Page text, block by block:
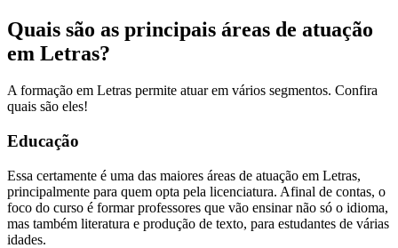
Quais são as principais áreas de atuação
em Letras?
A formação em Letras permite atuar em vários segmentos. Confira
quais são eles!
Educação
Essa certamente é uma das maiores áreas de atuação em Letras,
principalmente para quem opta pela licenciatura. Afinal de contas, o
foco do curso é formar professores que vão ensinar não só o idioma,
mas também literatura e produção de texto, para estudantes de várias
idades.